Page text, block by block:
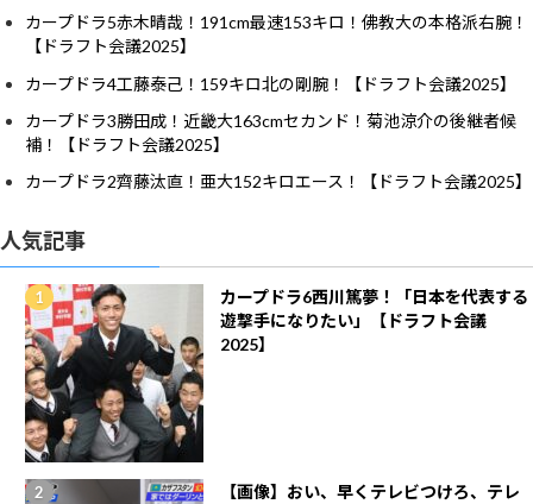
カープドラ5赤木晴哉！191cm最速153キロ！佛教大の本格派右腕！
【ドラフト会議2025】
カープドラ4工藤泰己！159キロ北の剛腕！【ドラフト会議2025】
カープドラ3勝田成！近畿大163cmセカンド！菊池涼介の後継者候
補！【ドラフト会議2025】
カープドラ2齊藤汰直！亜大152キロエース！【ドラフト会議2025】
人気記事
カープドラ6西川篤夢！「日本を代表する
遊撃手になりたい」【ドラフト会議
2025】
【画像】おい、早くテレビつけろ、テレ